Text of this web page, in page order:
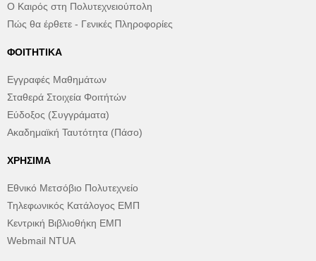
Ο Καιρός στη Πολυτεχνειούπολη
Πώς θα έρθετε - Γενικές Πληροφορίες
ΦΟΙΤΗΤΙΚΆ
Εγγραφές Μαθημάτων
Σταθερά Στοιχεία Φοιτήτών
Εύδοξος (Συγγράματα)
Ακαδημαϊκή Ταυτότητα (Πάσο)
ΧΡΉΣΙΜΑ
Εθνικό Μετσόβιο Πολυτεχνείο
Τηλεφωνικός Κατάλογος ΕΜΠ
Κεντρική Βιβλιοθήκη ΕΜΠ
Webmail NTUA